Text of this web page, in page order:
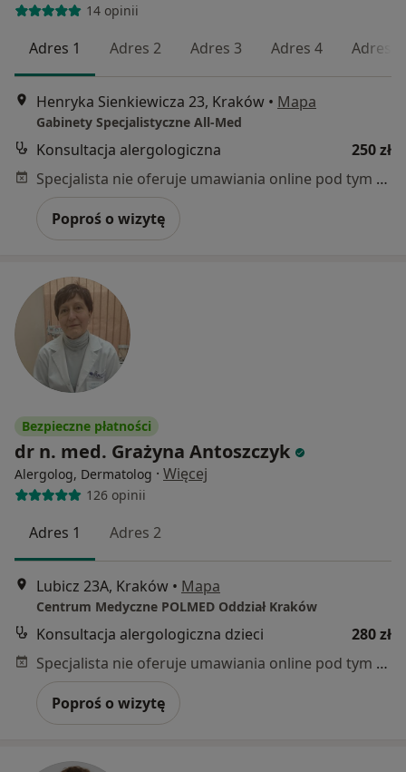
14 opinii
Adres 1 Adres 2 Adres 3 Adres 4 Adres 5
Henryka Sienkiewicza 23, Kraków • Mapa
Gabinety Specjalistyczne All-Med
Konsultacja alergologiczna
250 zł
Specjalista nie oferuje umawiania online pod tym adresem.
Poproś o wizytę
Bezpieczne płatności
dr n. med. Grażyna Antoszczyk
Alergolog, Dermatolog · Więcej
126 opinii
Adres 1 Adres 2
Lubicz 23A, Kraków • Mapa
Centrum Medyczne POLMED Oddział Kraków
Konsultacja alergologiczna dzieci
280 zł
Specjalista nie oferuje umawiania online pod tym adresem.
Poproś o wizytę